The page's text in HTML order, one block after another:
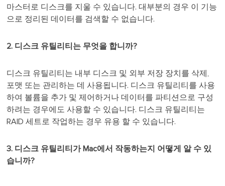
마스터로 디스크를 지울 수 있습니다. 대부분의 경우 이 기능
으로 정리된 데이터를 검색할 수 없습니다.
2. 디스크 유틸리티는 무엇을 합니까?
디스크 유틸리티는 내부 디스크 및 외부 저장 장치를 삭제,
포맷 또는 관리하는 데 사용됩니다. 디스크 유틸리티를 사용
하여 볼륨을 추가 및 제어하거나 데이터를 파티션으로 구성
하려는 경우에도 사용할 수 있습니다. 디스크 유틸리티는
RAID 세트로 작업하는 경우 유용 할 수 있습니다.
3. 디스크 유틸리티가 Mac에서 작동하는지 어떻게 알 수 있
습니까?